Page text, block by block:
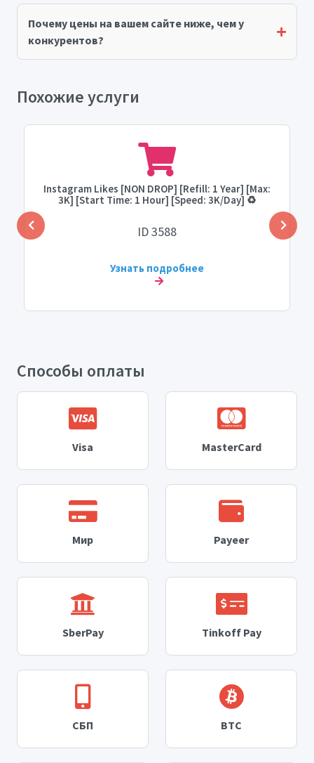
Почему цены на вашем сайте ниже, чем у
конкурентов?
Похожие услуги
Instagram Likes [NON DROP] [Refill: 1 Year] [Max:
3K] [Start Time: 1 Hour] [Speed: 3K/Day] ♻️
ID 3588
Узнать подробнее
Способы оплаты
Visa MasterCard
Мир Payeer
SberPay Tinkoff Pay
СБП BTC